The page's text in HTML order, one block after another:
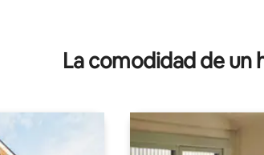
La comodidad de un